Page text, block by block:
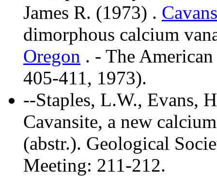
James R. (1973) .
dimorphous calcium
Oregon . - The
405-411, 1973).
--Staples, L.W., Evans,
Cavansite, a new
(abstr.). Geological
Meeting: 211-212.